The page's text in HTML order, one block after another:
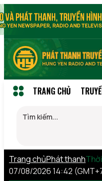
TRANG CHỦ
Trang chủPhát thanh
07/08/2026 14:42